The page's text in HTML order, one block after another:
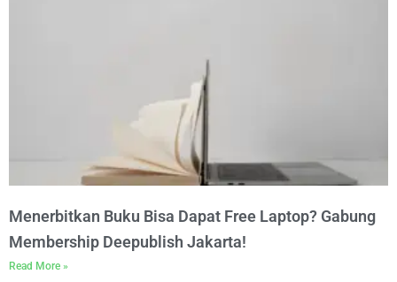
Menerbitkan Buku Bisa Dapat Free Laptop? Gabung
Membership Deepublish Jakarta!
Read More »